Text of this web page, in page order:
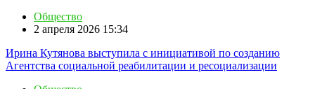
Общество
2 апреля 2026 15:34
Ирина Кутянова выступила с инициативой по созданию
Агентства социальной реабилитации и ресоциализации